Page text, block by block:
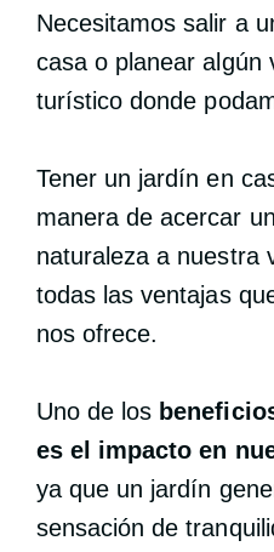
Necesitamos salir a
casa o planear algún
turístico donde
Tener un jardín en
manera de acercar
naturaleza a nuestra
todas las ventajas
nos ofrece.
Uno de los
es el impacto en
ya que un jardín
sensación de